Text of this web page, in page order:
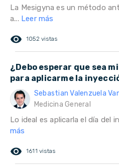
La Mesigyna es un método
a... Leer más
remove_red_eye 1052 vistas
¿Debo esperar que sea
para aplicarme la
Sebastian Valenzuela
Medicina General
Lo ideal es aplicarla el día del
más
remove_red_eye 1611 vistas